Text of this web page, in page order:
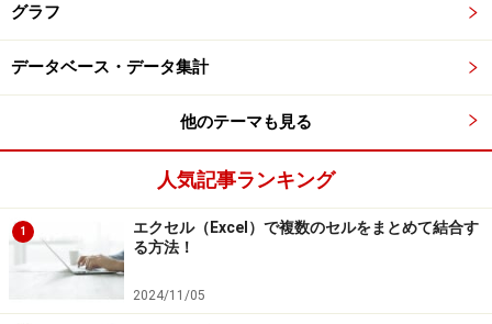
グラフ
データベース・データ集計
他のテーマも見る
人気記事ランキング
1
エクセル（Excel）で複数のセルをまとめて結合す
る方法！
2024/11/05